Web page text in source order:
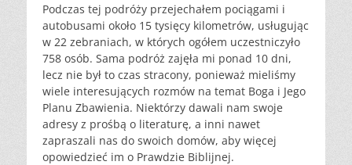
Podczas tej podróży przejechałem pociągami i
autobusami około 15 tysięcy kilometrów, usługując
w 22 zebraniach, w których ogółem uczestniczyło
758 osób. Sama podróż zajęła mi ponad 10 dni,
lecz nie był to czas stracony, ponieważ mieliśmy
wiele interesujących rozmów na temat Boga i Jego
Planu Zbawienia. Niektórzy dawali nam swoje
adresy z prośbą o literaturę, a inni nawet
zapraszali nas do swoich domów, aby więcej
opowiedzieć im o Prawdzie Biblijnej.